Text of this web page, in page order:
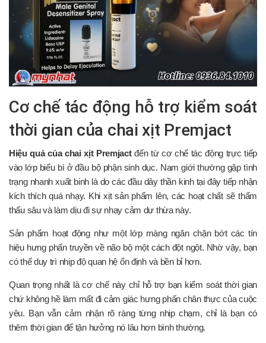
Cơ chế tác động hỗ trợ kiểm soát
thời gian của chai xịt Premjact
Hiệu quả của chai xịt Premjactđến từ cơ chế tác động trực tiếp
vào lớp biểu bì ở đầu bộ phận sinh dục. Nam giới thường gặp tình
trạng nhanh xuất binh là do các đầu dây thần kinh tại đây tiếp nhận
kích thích quá nhạy. Khi xịt sản phẩm lên, các hoạt chất sẽ thẩm
thấu sâu và làm dịu đi sự nhạy cảm dư thừa này.
Sản phẩm hoạt động như một lớp màng ngăn chặn bớt các tín
hiệu hưng phấn truyền về não bộ một cách đột ngột. Nhờ vậy, bạn
có thể duy trì nhịp độ quan hệ ổn định và bền bỉ hơn.
Quan trọng nhất là cơ chế này chỉ hỗ trợ bạn kiểm soát thời gian
chứ không hề làm mất đi cảm giác hưng phấn chân thực của cuộc
yêu. Bạn vẫn cảm nhận rõ ràng từng nhịp chạm, chỉ là bạn có
thêm thời gian để tận hưởng nó lâu hơn bình thường.